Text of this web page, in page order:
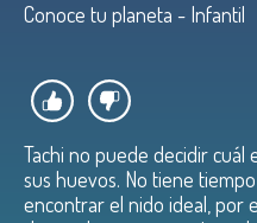
Conoce tu planeta - Infantil
Tachi no puede decidir
sus huevos. No tiene
encontrar el nido ideal, por